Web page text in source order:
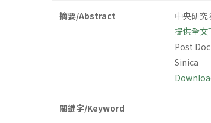
摘要/Abstract 中央研究
提供全文
Post
Sinica
關鍵字/Keyword